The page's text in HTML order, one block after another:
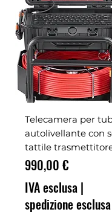
Telecamera per
autolivellante con
tattile trasmettitore
Prezzo
990,00 €
IVA esclusa |
spedizione esclusa